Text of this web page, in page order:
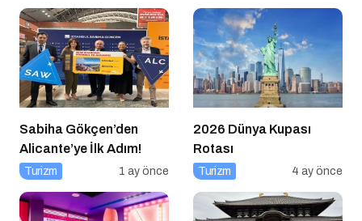
Sabiha Gökçen’den
Alicante’ye İlk Adım!
Turizm 1 ay önce
2026 Dünya Kupası
Rotası
Turizm 4 ay önce